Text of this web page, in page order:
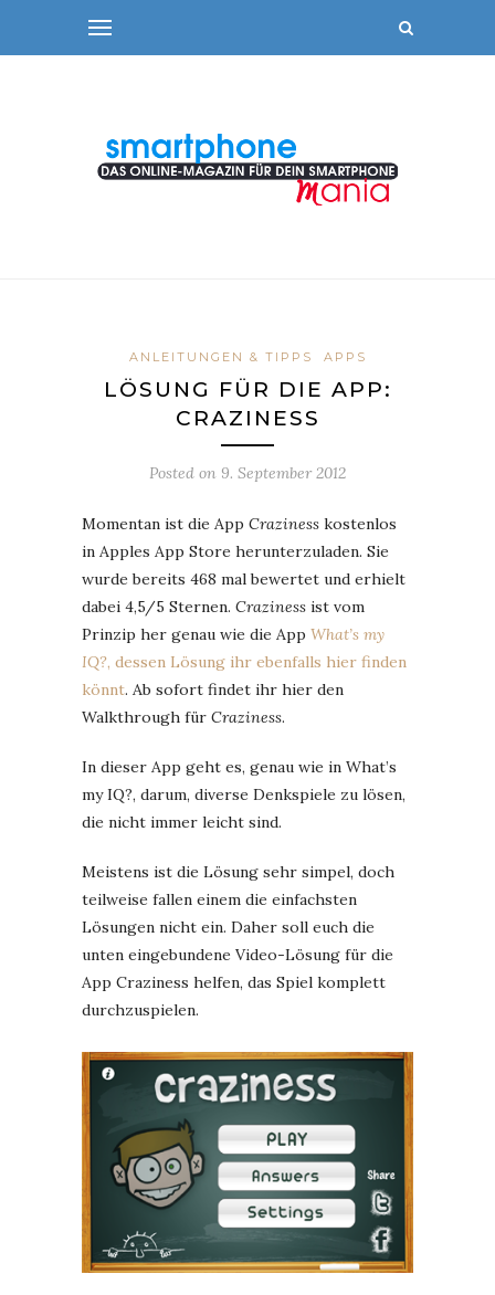
ANLEITUNGEN & TIPPS APPS
LÖSUNG FÜR DIE APP:
CRAZINESS
Posted on 9. September 2012
Momentan ist die App Craziness kostenlos
in Apples App Store herunterzuladen. Sie
wurde bereits 468 mal bewertet und erhielt
dabei 4,5/5 Sternen. Craziness ist vom
Prinzip her genau wie die App What’s my
IQ?, dessen Lösung ihr ebenfalls hier finden
könnt. Ab sofort findet ihr hier den
Walkthrough für Craziness.
In dieser App geht es, genau wie in What’s
my IQ?, darum, diverse Denkspiele zu lösen,
die nicht immer leicht sind.
Meistens ist die Lösung sehr simpel, doch
teilweise fallen einem die einfachsten
Lösungen nicht ein. Daher soll euch die
unten eingebundene Video-Lösung für die
App Craziness helfen, das Spiel komplett
durchzuspielen.